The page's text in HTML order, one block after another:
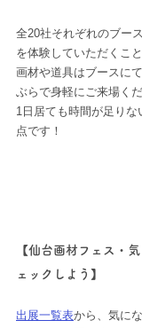
全20社それぞれのブー
を体験していただくこ
画材や道具はブースに
ぶらで身軽にご来場くだ
1日居ても時間が足り
点です！
【仙台画材フェス・
ェックしよう】
出展一覧表から、気に